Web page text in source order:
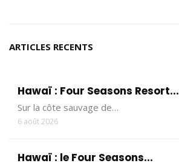
ARTICLES RECENTS
Hawaï : Four Seasons Resort...
Sur la côte sauvage de…
6 août 2026
Hawaï : le Four Seasons...